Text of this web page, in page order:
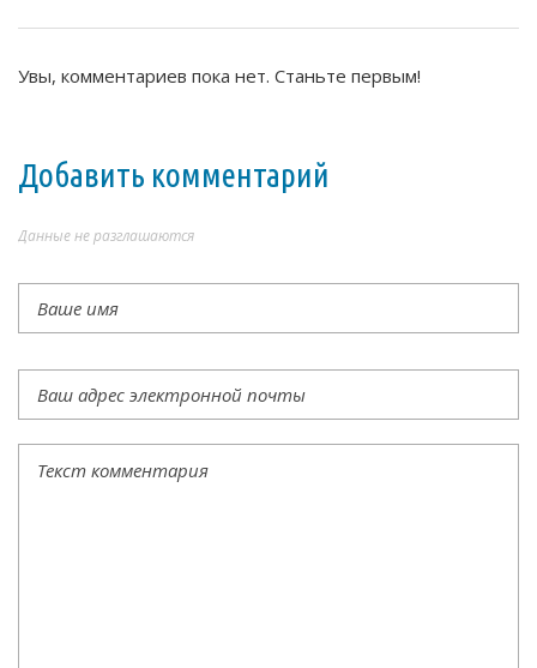
Увы, комментариев пока нет. Станьте первым!
Добавить комментарий
Данные не разглашаются